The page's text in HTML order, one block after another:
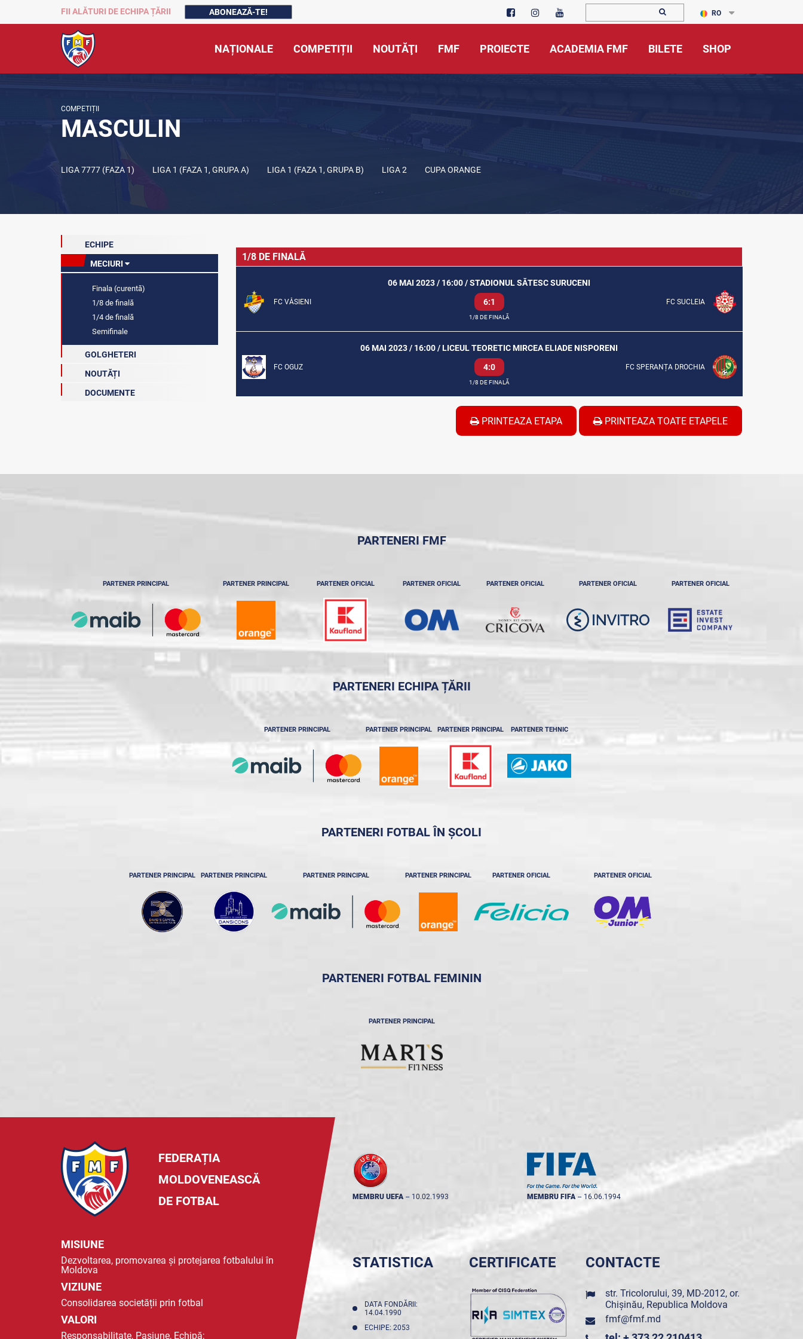
FII ALĂTURI DE ECHIPA ȚĂRII ABONEAZĂ-TE! RO
NAȚIONALE COMPETIȚII NOUTĂŢI FMF PROIECTE ACADEMIA FMF BILETE SHOP
COMPETIȚII
MASCULIN
LIGA 7777 (FAZA 1) LIGA 1 (FAZA 1, GRUPA A) LIGA 1 (FAZA 1, GRUPA B) LIGA 2 CUPA ORANGE
ECHIPE
MECIURI
Finala (curentă)
1/8 de finală
1/4 de finală
Semifinale
GOLGHETERI
NOUTĂȚI
DOCUMENTE
1/8 DE FINALĂ
06 MAI 2023 / 16:00 / STADIONUL SĂTESC SURUCENI
FC VĂSIENI 6:1 FC SUCLEIA
1/8 DE FINALĂ
06 MAI 2023 / 16:00 / LICEUL TEORETIC MIRCEA ELIADE NISPORENI
FC OGUZ 4:0 FC SPERANȚA DROCHIA
1/8 DE FINALĂ
PRINTEAZA ETAPA PRINTEAZA TOATE ETAPELE
PARTENERI FMF
PARTENER PRINCIPAL PARTENER PRINCIPAL PARTENER OFICIAL PARTENER OFICIAL PARTENER OFICIAL PARTENER OFICIAL PARTENER OFICIAL
PARTENERI ECHIPA ȚĂRII
PARTENER PRINCIPAL PARTENER PRINCIPAL PARTENER PRINCIPAL PARTENER TEHNIC
PARTENERI FOTBAL ÎN ȘCOLI
PARTENER PRINCIPAL PARTENER PRINCIPAL PARTENER PRINCIPAL PARTENER PRINCIPAL PARTENER OFICIAL PARTENER OFICIAL
PARTENERI FOTBAL FEMININ
PARTENER PRINCIPAL
FEDERAȚIA
MOLDOVENEASCĂ
DE FOTBAL
MISIUNE
Dezvoltarea, promovarea și protejarea fotbalului în
Moldova
VIZIUNE
Consolidarea societății prin fotbal
VALORI
Responsabilitate, Pasiune, Echipă;
MEMBRU UEFA -- 10.02.1993 MEMBRU FIFA -- 16.06.1994
STATISTICA
DATA FONDĂRII:
14.04.1990
ECHIPE: 2053
CERTIFICATE CONTACTE
str. Tricolorului, 39, MD-2012, or.
Chișinău, Republica Moldova
fmf@fmf.md